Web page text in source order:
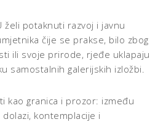
želi potaknuti razvoj i javnu
čije se prakse, bilo zbog
ili svoje prirode, rjeđe uklapaju
samostalnih galerijskih izložbi.
kao granica i prozor: između
kontemplacije i